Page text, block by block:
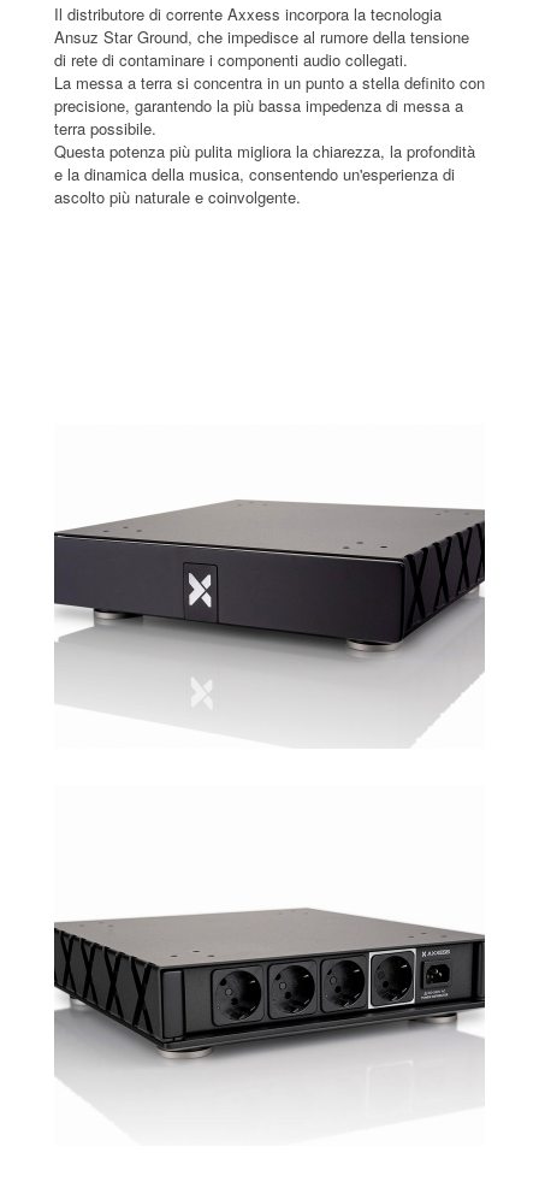
Il distributore di corrente Axxess incorpora la tecnologia
Ansuz Star Ground, che impedisce al rumore della tensione
di rete di contaminare i componenti audio collegati.
La messa a terra si concentra in un punto a stella definito con
precisione, garantendo la più bassa impedenza di messa a
terra possibile.
Questa potenza più pulita migliora la chiarezza, la profondità
e la dinamica della musica, consentendo un'esperienza di
ascolto più naturale e coinvolgente.